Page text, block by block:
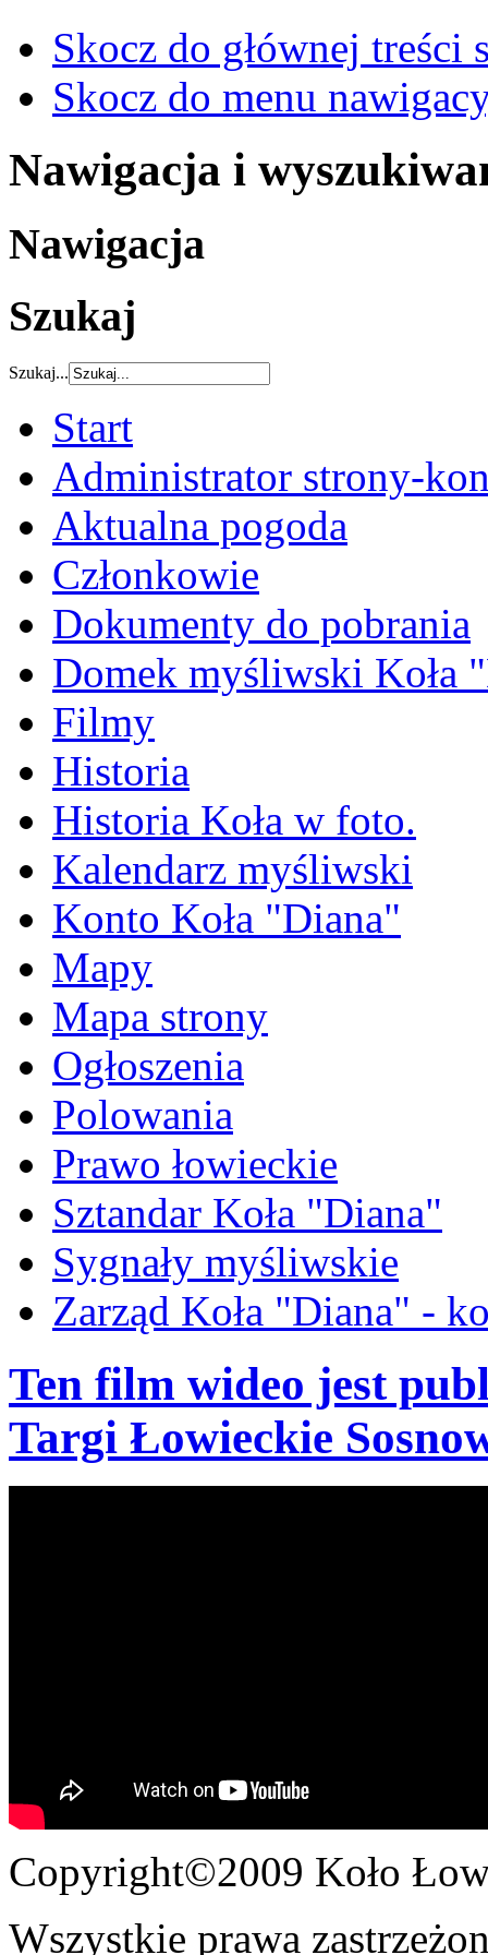
Skocz do głównej treści
Skocz do menu
Nawigacja i
Nawigacja
Szukaj
Szukaj...
Start
Administrator strony-
Aktualna pogoda
Członkowie
Dokumenty do pobrania
Domek myśliwski Koła
Filmy
Historia
Historia Koła w foto.
Kalendarz myśliwski
Konto Koła "Diana"
Mapy
Mapa strony
Ogłoszenia
Polowania
Prawo łowieckie
Sztandar Koła "Diana"
Sygnały myśliwskie
Zarząd Koła "Diana" -
Ten film wideo jest
Targi Łowieckie
Copyright©2009 Koło
Wszystkie prawa